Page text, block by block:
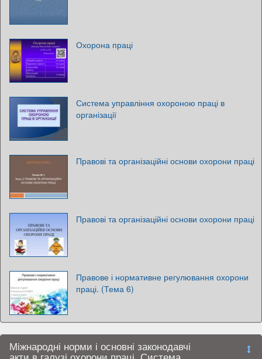
Охорона праці
Система управління охороною праці в
організації
Правові та організаційні основи охорони праці
Правові та організаційні основи охорони праці
Правове і нормативне регулювання охорони
праці. (Тема 6)
Міжнародні норми і основні законодавчі